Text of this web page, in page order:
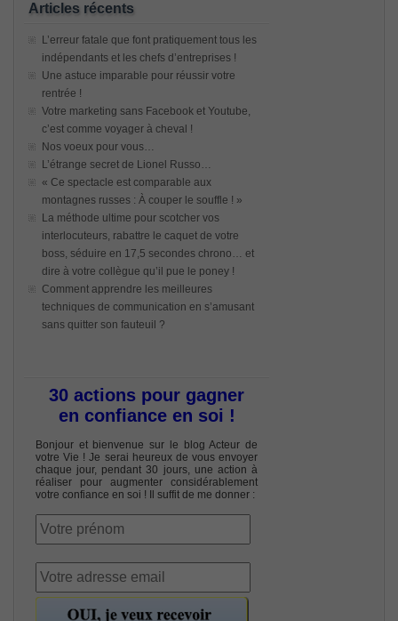
Articles récents
L’erreur fatale que font pratiquement tous les
indépendants et les chefs d’entreprises !
Une astuce imparable pour réussir votre
rentrée !
Votre marketing sans Facebook et Youtube,
c’est comme voyager à cheval !
Nos voeux pour vous…
L’étrange secret de Lionel Russo…
« Ce spectacle est comparable aux
montagnes russes : À couper le souffle ! »
La méthode ultime pour scotcher vos
interlocuteurs, rabattre le caquet de votre
boss, séduire en 17,5 secondes chrono… et
dire à votre collègue qu’il pue le poney !
Comment apprendre les meilleures
techniques de communication en s’amusant
sans quitter son fauteuil ?
30 actions pour gagner
en confiance en soi !
Bonjour et bienvenue sur le blog Acteur de
votre Vie ! Je serai heureux de vous envoyer
chaque jour, pendant 30 jours, une action à
réaliser pour augmenter considérablement
votre confiance en soi ! Il suffit de me donner :